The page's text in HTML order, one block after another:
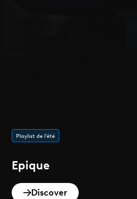
Playlist de l'été
Epique
Discover